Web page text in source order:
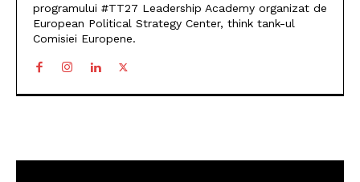
programului #TT27 Leadership Academy organizat de
European Political Strategy Center, think tank-ul
Comisiei Europene.